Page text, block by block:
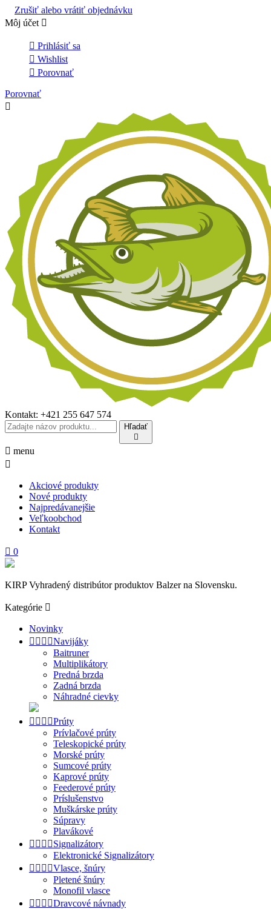
Zrušiť alebo vrátiť objednávku
Môj účet 
 Prihlásiť sa
 Wishlist
 Porovnať
Porovnať

Kontakt: +421 255 647 574
Hľadať

 menu

Akciové produkty
Nové produkty
Najpredávanejšie
Veľkoobchod
Kontakt
 0
KIRP Vyhradený distribútor produktov Balzer na Slovensku.
Kategórie 
Novinky
   Navijáky
Baitruner
Multiplikátory
Predná brzda
Zadná brzda
Náhradné cievky
   Prúty
Prívlačové prúty
Teleskopické prúty
Morské prúty
Sumcové prúty
Kaprové prúty
Feederové prúty
Príslušenstvo
Muškárske prúty
Súpravy
Plavákové
   Signalizátory
Elektronické Signalizátory
   Vlasce, šnúry
Pletené šnúry
Monofil vlasce
   Dravcové návnady